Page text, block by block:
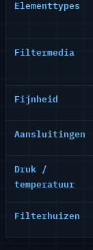
Elementtypes
Filtermedia
Fijnheid
Aansluitingen
Druk /
temperatuur
Filterhuizen